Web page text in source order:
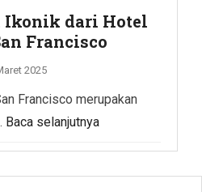
Ikonik dari Hotel
Francisco
2025
Francisco merupakan
Baca selanjutnya